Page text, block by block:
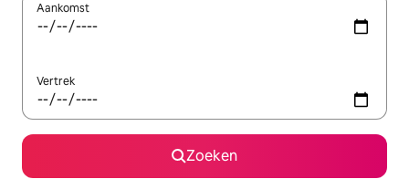
Aankomst
Vertrek
Zoeken